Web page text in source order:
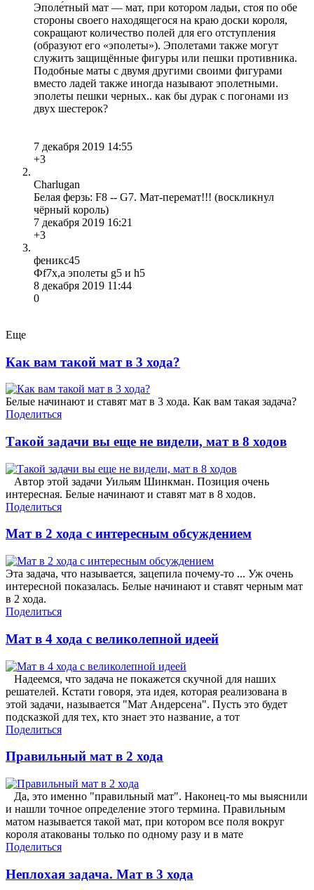
Эполе́тный мат — мат, при котором ладьи, стоя по обе
стороны своего находящегося на краю доски короля,
сокращают количество полей для его отступления
(образуют его «эполеты»). Эполетами также могут
служить защищённые фигуры или пешки противника.
Подобные маты с двумя другими своими фигурами
вместо ладей также иногда называют эполетными.
эполеты пешки черных.. как бы дурак с погонами из
двух шестерок?
7 декабря 2019 14:55
+3
Charlugan
Белая ферзь: F8 -- G7. Мат-перемат!!! (воскликнул
чёрный король)
7 декабря 2019 16:21
+3
феникс45
Фf7x,а эполеты g5 и h5
8 декабря 2019 11:44
0
Еще
Как вам такой мат в 3 хода?
Белые начинают и ставят мат в 3 хода. Как вам такая задача?
Поделиться
Такой задачи вы еще не видели, мат в 8 ходов
Автор этой задачи Уильям Шинкман. Позиция очень
интересная. Белые начинают и ставят мат в 8 ходов.
Поделиться
Мат в 2 хода с интересным обсуждением
Эта задача, что называется, зацепила почему-то ... Уж очень
интересной показалась. Белые начинают и ставят черным мат
в 2 хода.
Поделиться
Мат в 4 хода с великолепной идеей
Надеемся, что задача не покажется скучной для наших
решателей. Кстати говоря, эта идея, которая реализована в
этой задачи, называется "Мат Андерсена". Пусть это будет
подсказкой для тех, кто знает это название, а тот
Поделиться
Правильный мат в 2 хода
Да, это именно "правильный мат". Наконец-то мы выяснили
и нашли точное определение этого термина. Правильным
матом называется такой мат, при котором все поля вокруг
короля атакованы только по одному разу и в мате
Поделиться
Неплохая задача. Мат в 3 хода